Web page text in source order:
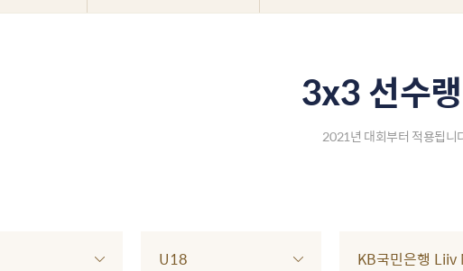
3x3 선수
2021년 대회부터 적용됩니
U18 KB국민은행